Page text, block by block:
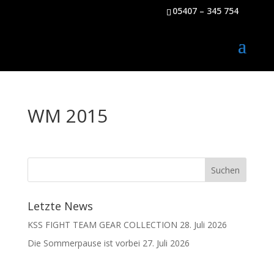
05407 – 345 754
WM 2015
Letzte News
KSS FIGHT TEAM GEAR COLLECTION 28. Juli 2026
Die Sommerpause ist vorbei 27. Juli 2026